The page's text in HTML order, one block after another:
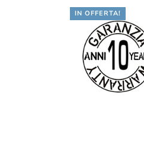
IN OFFERTA!